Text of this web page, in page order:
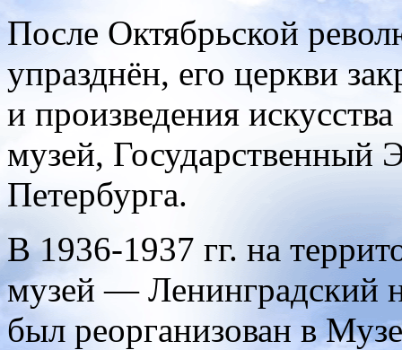
После Октябрьской
упразднён, его церкви
и произведения
музей, Государственный
Петербурга.
В 1936-1937 гг. на
музей — Ленинградский
был реорганизован в